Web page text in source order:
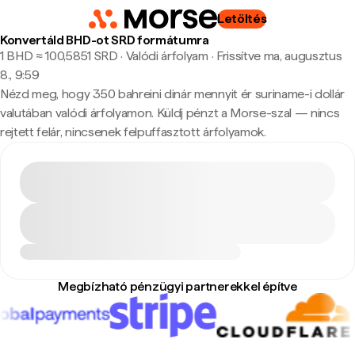
Letöltés
Konvertáld BHD-ot SRD formátumra
1 BHD ≈ 100,5851 SRD · Valódi árfolyam · Frissítve ma, augusztus
8., 9:59
Nézd meg, hogy 350 bahreini dinár mennyit ér suriname-i dollár
valutában valódi árfolyamon. Küldj pénzt a Morse-szal — nincs
rejtett felár, nincsenek felpuffasztott árfolyamok.
Megbízható pénzügyi partnerekkel építve